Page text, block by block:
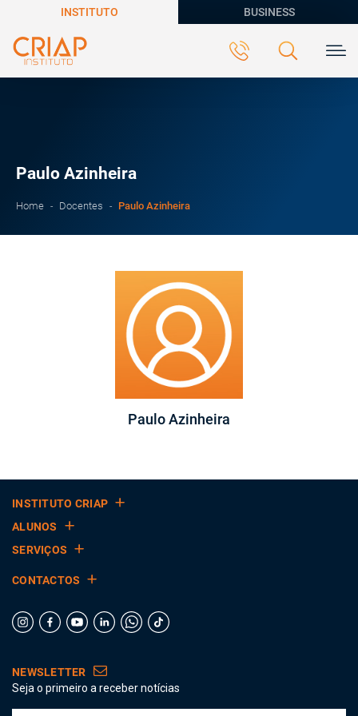
INSTITUTO BUSINESS
Paulo Azinheira
Home Docentes Paulo Azinheira
Paulo Azinheira
INSTITUTO CRIAP
ALUNOS
SERVIÇOS
CONTACTOS
NEWSLETTER
Seja o primeiro a receber notícias